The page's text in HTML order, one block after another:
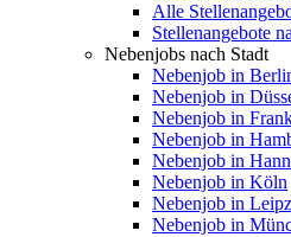
Alle
Stellenangebote
Nebenjobs nach Stadt
Nebenjob in
Nebenjob in
Nebenjob in
Nebenjob in
Nebenjob in
Nebenjob in Köln
Nebenjob in
Nebenjob in